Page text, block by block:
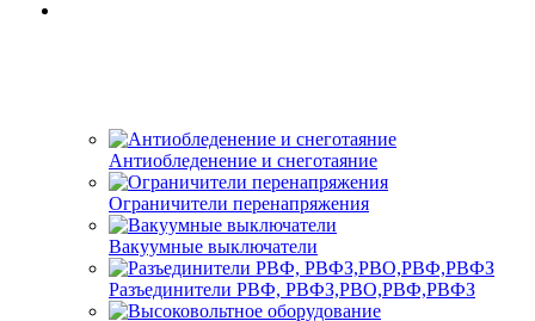
Антиобледенение и снеготаяние
Ограничители перенапряжения
Вакуумные выключатели
Разъединители РВФ, РВФЗ,РВО,РВФ,РВФЗ